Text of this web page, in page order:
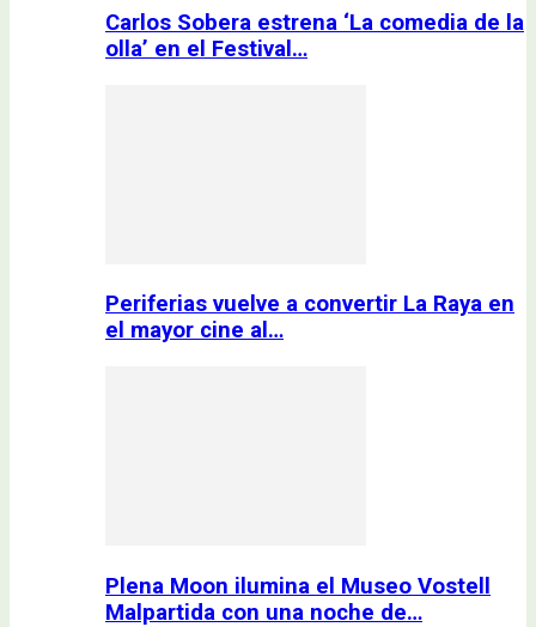
Carlos Sobera estrena ‘La comedia de la
olla’ en el Festival…
Periferias vuelve a convertir La Raya en
el mayor cine al…
Plena Moon ilumina el Museo Vostell
Malpartida con una noche de…